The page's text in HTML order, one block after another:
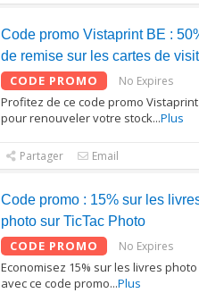
Code promo Vistaprint BE :
de remise sur les cartes de
CODE PROMO No Expires
Profitez de ce code promo Vistaprint
pour renouveler votre stock...Plus
Partager Email
Code promo : 15% sur les
photo sur TicTac Photo
CODE PROMO No Expires
Economisez 15% sur les livres photo
avec ce code promo...Plus